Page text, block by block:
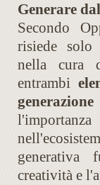
Generare
Secondo
risiede solo
nella cura
entrambi
generazione
generativa
creatività e